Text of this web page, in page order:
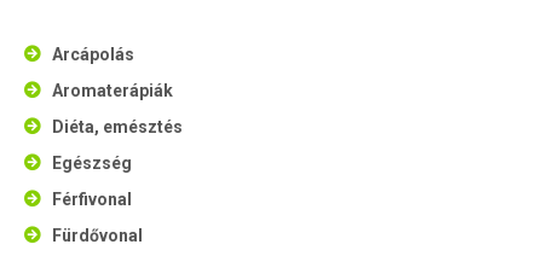
Arcápolás
Aromaterápiák
Diéta, emésztés
Egészség
Férfivonal
Fürdővonal